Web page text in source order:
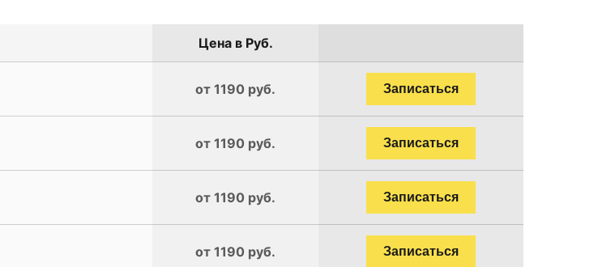
Цена в Руб.
от 1190 руб. Записаться
от 1190 руб. Записаться
от 1190 руб. Записаться
от 1190 руб. Записаться